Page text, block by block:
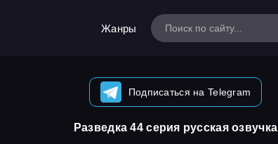
Жанры
Подписаться на Telegram
Разведка 44 серия русская озвучка